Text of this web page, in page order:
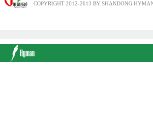
COPYRIGHT 2012-2013 BY SHANDONG